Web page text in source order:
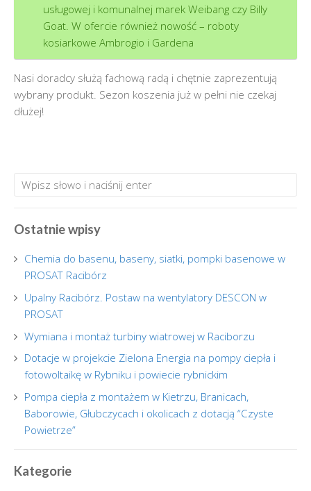
usługowej i komunalnej marek Weibang czy Billy
Goat. W ofercie również nowość – roboty
kosiarkowe Ambrogio i Gardena
Nasi doradcy służą fachową radą i chętnie zaprezentują
wybrany produkt. Sezon koszenia już w pełni nie czekaj
dłużej!
Ostatnie wpisy
Chemia do basenu, baseny, siatki, pompki basenowe w
PROSAT Racibórz
Upalny Racibórz. Postaw na wentylatory DESCON w
PROSAT
Wymiana i montaż turbiny wiatrowej w Raciborzu
Dotacje w projekcie Zielona Energia na pompy ciepła i
fotowoltaikę w Rybniku i powiecie rybnickim
Pompa ciepła z montażem w Kietrzu, Branicach,
Baborowie, Głubczycach i okolicach z dotacją “Czyste
Powietrze”
Kategorie